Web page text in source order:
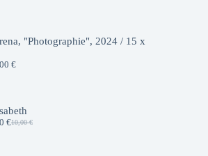
"Photographie", 2024 / 15 x
€
10,00€
Le
€Le